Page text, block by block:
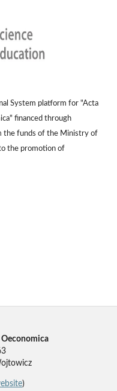
System platform for "Acta
financed through
funds of the Ministry of
the promotion of
)